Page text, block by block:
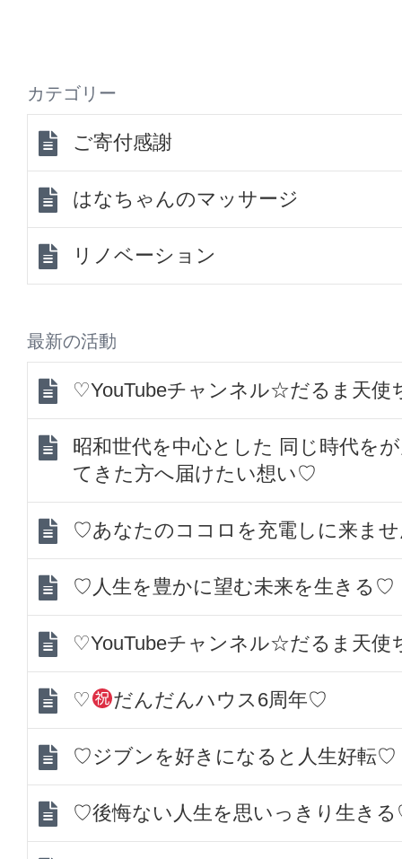
カテゴリー
ご寄付感謝
はなちゃんのマッサージ
リノベーション
最新の活動
♡YouTubeチャンネル☆だるま天
昭和世代を中心とした 同じ時代を
てきた方へ届けたい想い♡
♡あなたのココロを充電しに来ま
♡人生を豊かに望む未来を生きる♡
♡YouTubeチャンネル☆だるま天
♡ だんだんハウス6周年♡
♡ジブンを好きになると人生好転♡
♡後悔ない人生を思いっきり生き